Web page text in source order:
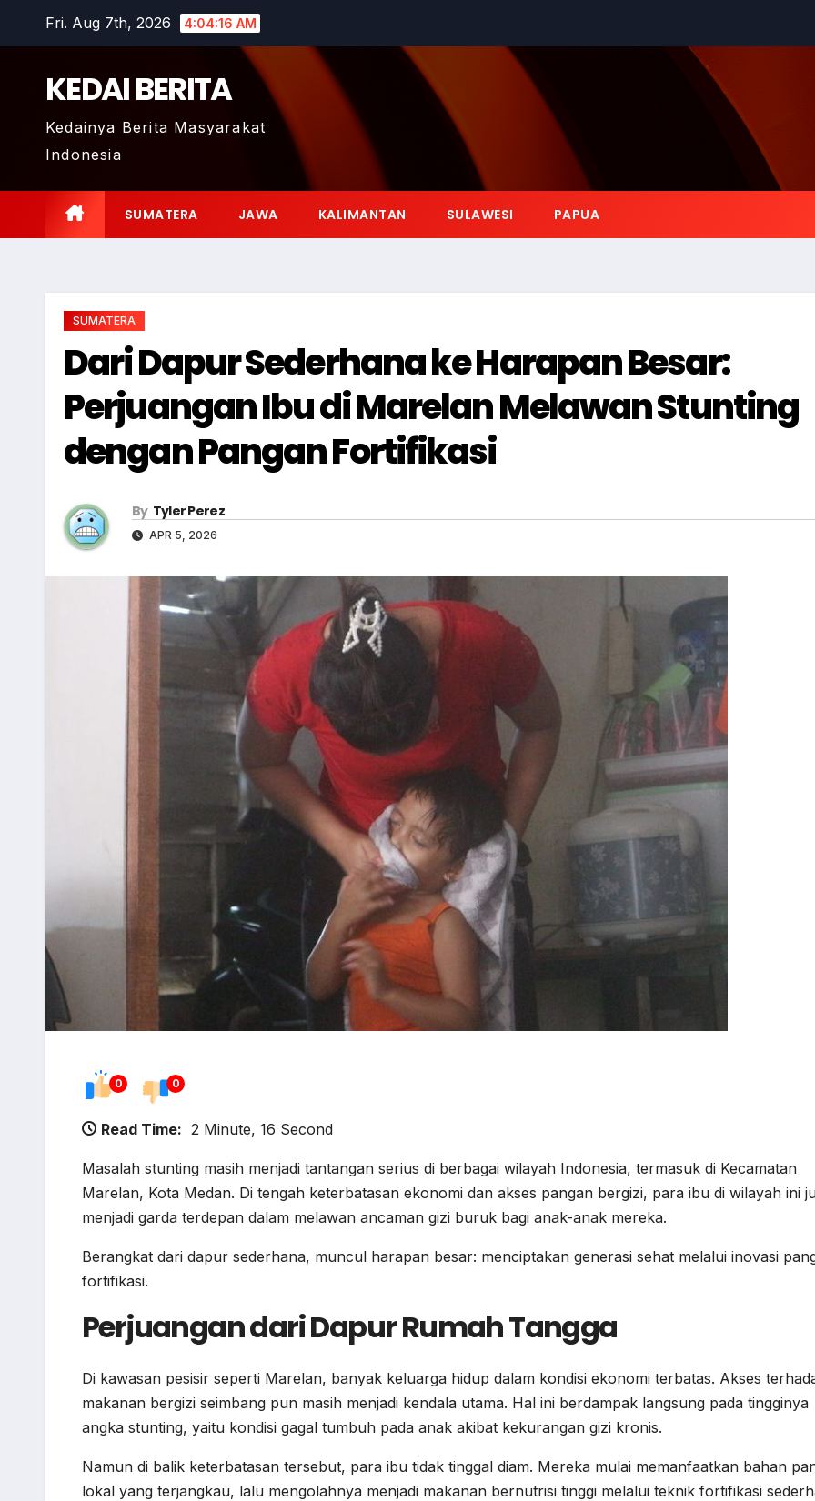
Fri. Aug 7th, 2026 4:04:17 AM
KEDAI BERITA
Kedainya Berita Masyarakat
Indonesia
SUMATERA JAWA KALIMANTAN SULAWESI PAPUA
SUMATERA
Dari Dapur Sederhana ke Harapan Besar:
Perjuangan Ibu di Marelan Melawan Stunting
dengan Pangan Fortifikasi
By Tyler Perez
APR 5, 2026
0 0
Read Time: 2 Minute, 16 Second
Masalah stunting masih menjadi tantangan serius di berbagai wilayah Indonesia, termasuk di Kecamatan
Marelan, Kota Medan. Di tengah keterbatasan ekonomi dan akses pangan bergizi, para ibu di wilayah ini
menjadi garda terdepan dalam melawan ancaman gizi buruk bagi anak-anak mereka.
Berangkat dari dapur sederhana, muncul harapan besar: menciptakan generasi sehat melalui inovasi
fortifikasi.
Perjuangan dari Dapur Rumah Tangga
Di kawasan pesisir seperti Marelan, banyak keluarga hidup dalam kondisi ekonomi terbatas. Akses
makanan bergizi seimbang pun masih menjadi kendala utama. Hal ini berdampak langsung pada tingginya
angka stunting, yaitu kondisi gagal tumbuh pada anak akibat kekurangan gizi kronis.
Namun di balik keterbatasan tersebut, para ibu tidak tinggal diam. Mereka mulai memanfaatkan bahan
lokal yang terjangkau, lalu mengolahnya menjadi makanan bernutrisi tinggi melalui teknik fortifikasi